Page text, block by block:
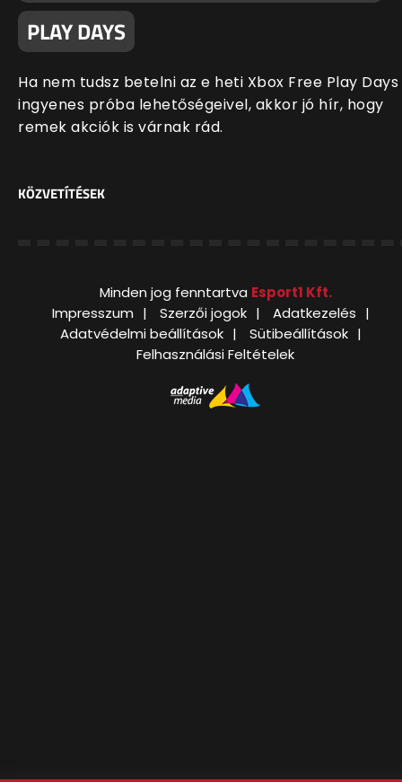
PLAY DAYS
Ha nem tudsz betelni az e heti Xbox Free Play Days
ingyenes próba lehetőségeivel, akkor jó hír, hogy
remek akciók is várnak rád.
KÖZVETÍTÉSEK
Minden jog fenntartva Esport1 Kft.
Impresszum
Szerzői jogok
Adatkezelés
Adatvédelmi beállítások
Sütibeállítások
Felhasználási Feltételek